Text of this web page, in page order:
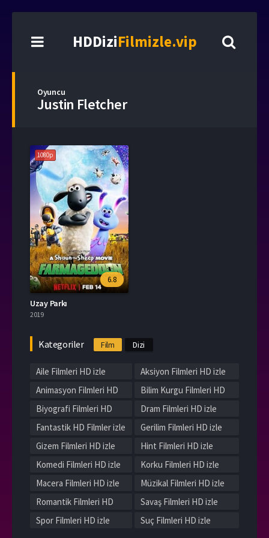
HDDiziFilmizle.vip
Oyuncu
Justin Fletcher
1080p
6.8
Uzay Parkı
2019
Kategoriler Film Dizi
Aile Filmleri HD izle
Aksiyon Filmleri HD izle
Animasyon Filmleri HD
izle
Bilim Kurgu Filmleri HD
izle
Biyografi Filmleri HD
izle
Dram Filmleri HD izle
Fantastik HD Filmler izle
Gerilim Filmleri HD izle
Gizem Filmleri HD izle
Hint Filmleri HD izle
Komedi Filmleri HD izle
Korku Filmleri HD izle
Macera Filmleri HD izle
Müzikal Filmleri HD izle
Romantik Filmleri HD
izle
Savaş Filmleri HD izle
Spor Filmleri HD izle
Suç Filmleri HD izle